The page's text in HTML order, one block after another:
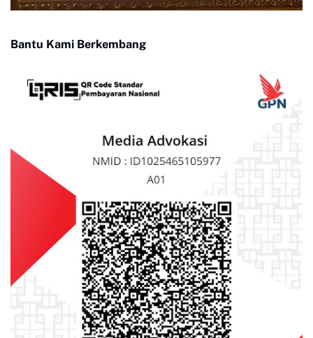
Bantu Kami Berkembang